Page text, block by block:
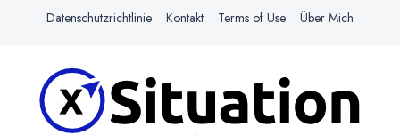
Datenschutzrichtlinie Kontakt Terms of Use Über Mich